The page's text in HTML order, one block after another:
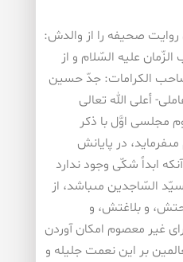
صحيفه را از والدش:
عليه السّلام و از
الكرامات: جدّ حسين
أعلى الله تعالى
مجلسى اوَّل با ذكر
در پايانش
ابداً شكّى وجود ندارد
سيّد السّاجدين مى‏باشد، از
و بلاغتش، و
غير معصوم امكان آوردن
بر اين نعمت جليله و